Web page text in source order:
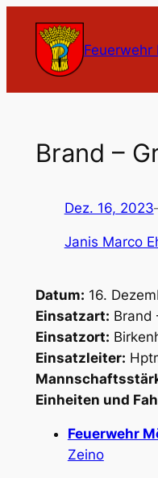
Inhalt
springen
Feuerwehr
Brand –
Dez. 16, 2023
Janis Marco
Datum: 16.
Einsatzart: Brand
Einsatzort:
Einsatzleiter:
Einheiten und
Feuerwehr
Zeino